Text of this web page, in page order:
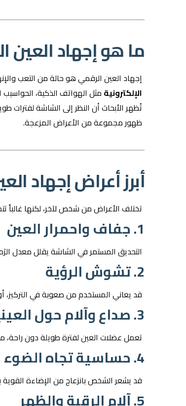
ما هو إجهاد العين
إجهاد العين الرقمي هو حالة من التعب
الإلكترونية مثل الهواتف الذكية، الحواسيب
تُظهر الأبحاث أن النظر إلى الشاشة لفترات
ظهور مجموعة من الأعراض المزعجة.
أبرز أعراض إجهاد
تختلف الأعراض من شخص لآخر، لكنها غالباً
1. جفاف واحمرار العين
التحديق المستمر في الشاشة يقلل معدل الرَمش الطبيعي بنسبة تصل
2. تشوش الرؤية
قد يعاني المستخدم من صعوبة في التركيز،
3. صداع وآلام حول العينين
تعمل عضلات العين لفترة طويلة دون راحة،
4. حساسية تجاه الضوء
قد يشعر الشخص بانزعاج من الإضاءة
5. آلام الرقبة والظهر